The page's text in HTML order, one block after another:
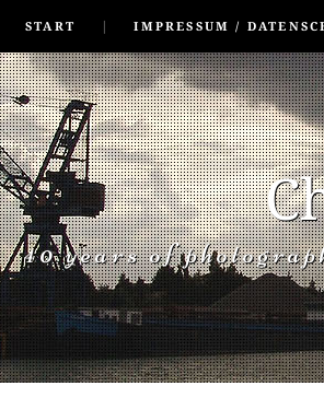
START
IMPRESSUM /
40 years of